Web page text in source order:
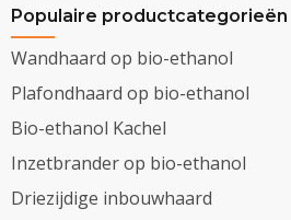
Populaire productcategorieën
Wandhaard op bio-ethanol
Plafondhaard op bio-ethanol
Bio-ethanol Kachel
Inzetbrander op bio-ethanol
Driezijdige inbouwhaard